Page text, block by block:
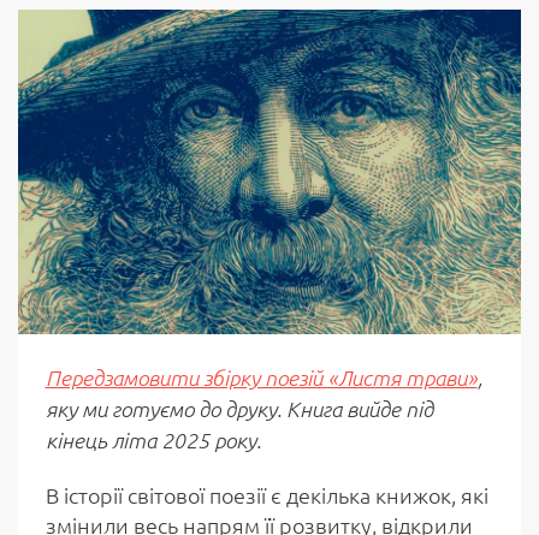
Передзамовити збірку поезій «Листя трави»,
яку ми готуємо до друку. Книга вийде під
кінець літа 2025 року.
В історії світової поезії є декілька книжок, які
змінили весь напрям її розвитку, відкрили